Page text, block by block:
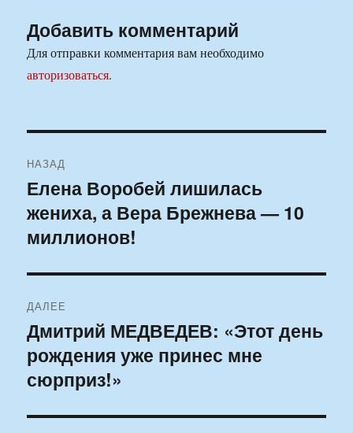
Добавить комментарий
Для отправки комментария вам необходимо
авторизоваться.
по
записям
НАЗАД
Предыдущая
запись:
Елена Воробей лишилась
жениха, а Вера Брежнева — 10
миллионов!
ДАЛЕЕ
Следующая
запись:
Дмитрий МЕДВЕДЕВ: «Этот день
рождения уже принес мне
сюрприз!»